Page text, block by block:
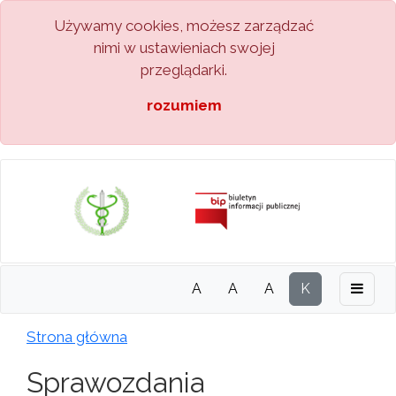
Używamy cookies, możesz zarządzać
nimi w ustawieniach swojej
przeglądarki.
rozumiem
A A A K
Strona główna
Sprawozdania